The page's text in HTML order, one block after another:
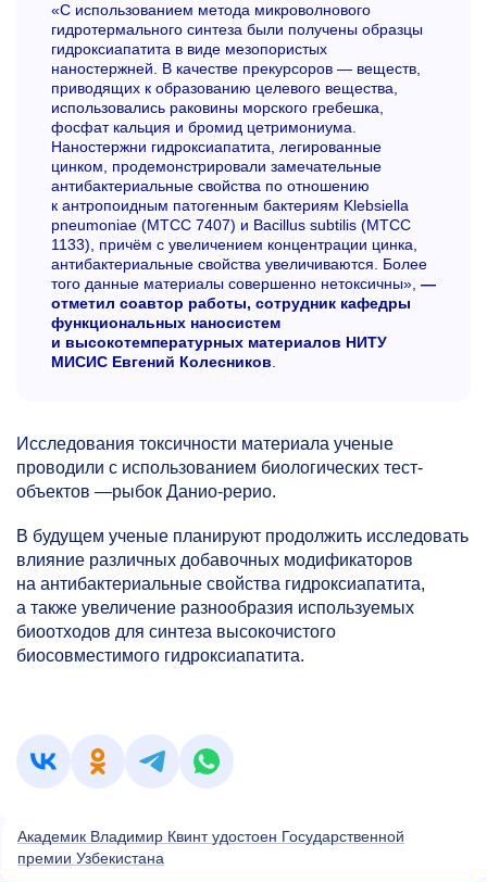
«С использованием метода микроволнового
гидротермального синтеза были получены образцы
гидроксиапатита в виде мезопористых
наностержней. В качестве прекурсоров — веществ,
приводящих к образованию целевого вещества,
использовались раковины морского гребешка,
фосфат кальция и бромид цетримониума.
Наностержни гидроксиапатита, легированные
цинком, продемонстрировали замечательные
антибактериальные свойства по отношению
к антропоидным патогенным бактериям Klebsiella
pneumoniae (MTCC 7407) и Bacillus subtilis (MTCC
1133), причём с увеличением концентрации цинка,
антибактериальные свойства увеличиваются. Более
того данные материалы совершенно нетоксичны», —
отметил соавтор работы, сотрудник кафедры
функциональных наносистем
и высокотемпературных материалов НИТУ
МИСИС Евгений Колесников
Исследования токсичности материала ученые
проводили с использованием биологических тест-
объектов —рыбок Данио-рерио.
В будущем ученые планируют продолжить исследовать
влияние различных добавочных модификаторов
на антибактериальные свойства гидроксиапатита,
а также увеличение разнообразия используемых
биоотходов для синтеза высокочистого
биосовместимого гидроксиапатита.
Академик Владимир Квинт удостоен Государственной
премии Узбекистана